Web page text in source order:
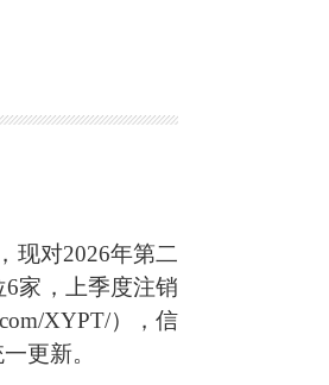
现对2026年第二
家，上季度注销
XYPT/），信
更新。